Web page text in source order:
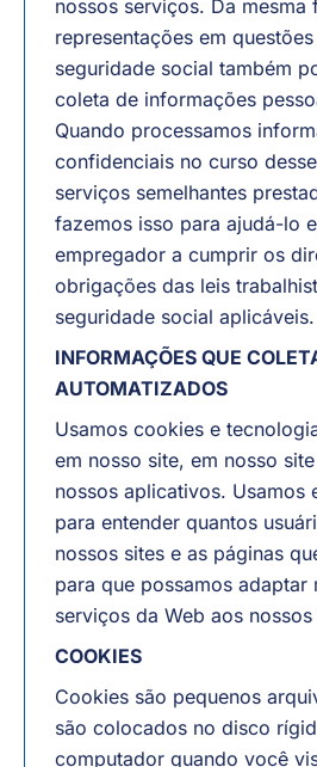
nossos serviços. Da mesma
representações em
seguridade social também
coleta de informações
Quando processamos
confidenciais no curso
serviços semelhantes
fazemos isso para ajudá-lo
empregador a cumprir os
obrigações das leis
seguridade social aplicáveis.
INFORMAÇÕES QUE
AUTOMATIZADOS
Usamos cookies e
em nosso site, em nosso
nossos aplicativos. Usamos
para entender quantos
nossos sites e as páginas
para que possamos adaptar
serviços da Web aos
COOKIES
Cookies são pequenos
são colocados no disco
computador quando você